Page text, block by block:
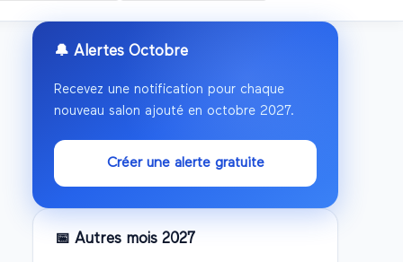
🔔 Alertes Octobre
Recevez une notification pour chaque
nouveau salon ajouté en octobre 2027.
Créer une alerte gratuite
📅 Autres mois 2027